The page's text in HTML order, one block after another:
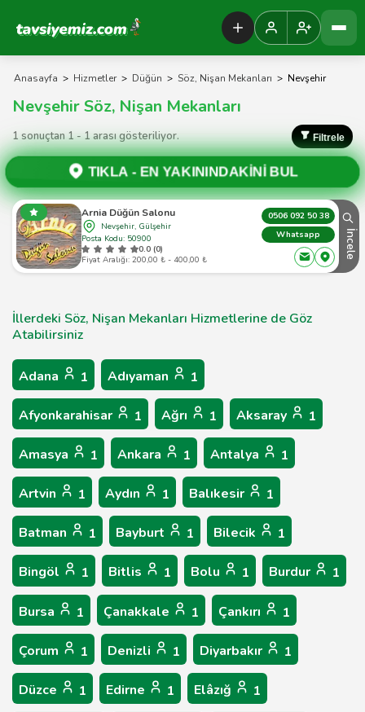
Tavsiyemiz Anasayfa
Anasayfa > Hizmetler > Düğün > Söz, Nişan Mekanları > Nevşehir
Nevşehir Söz, Nişan Mekanları
1 sonuçtan 1 - 1 arası gösteriliyor. Filtrele
TIKLA - EN YAKININDAKİNİ BUL
Arnia Düğün Salonu
Nevşehir, Gülşehir
Posta Kodu: 50900
0.0 (0)
Fiyat Aralığı: 200,00 ₺ - 400,00 ₺
0506 092 50 38
Whatsapp
İncele
İllerdeki Söz, Nişan Mekanları Hizmetlerine de Göz
Atabilirsiniz
Adana 1 Adıyaman 1
Afyonkarahisar 1 Ağrı 1 Aksaray 1
Amasya 1 Ankara 1 Antalya 1
Artvin 1 Aydın 1 Balıkesir 1
Batman 1 Bayburt 1 Bilecik 1
Bingöl 1 Bitlis 1 Bolu 1 Burdur 1
Bursa 1 Çanakkale 1 Çankırı 1
Çorum 1 Denizli 1 Diyarbakır 1
Düzce 1 Edirne 1 Elâzığ 1